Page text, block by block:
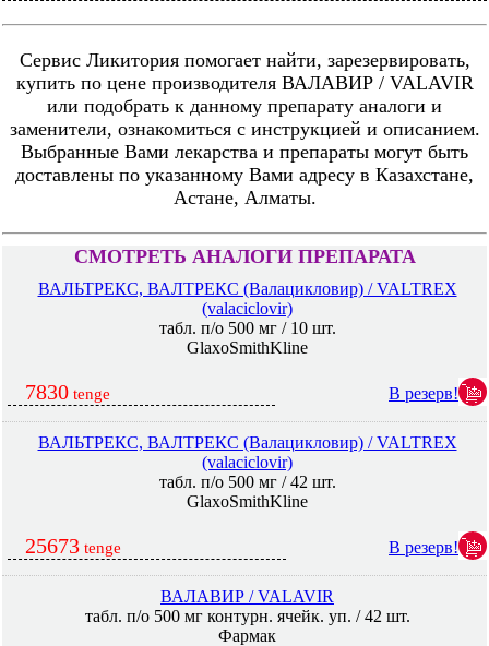
Сервис Ликитория помогает найти, зарезервировать,
купить по цене производителя ВАЛАВИР / VALAVIR
или подобрать к данному препарату аналоги и
заменители, ознакомиться с инструкцией и описанием.
Выбранные Вами лекарства и препараты могут быть
доставлены по указанному Вами адресу в Казахстане,
Астане, Алматы.
СМОТРЕТЬ АНАЛОГИ ПРЕПАРАТА
ВАЛЬТРЕКС, ВАЛТРЕКС (Валацикловир) / VALTREX
(valaciclovir)
табл. п/о 500 мг / 10 шт.
GlaxoSmithKline
7830 tenge В резерв!
ВАЛЬТРЕКС, ВАЛТРЕКС (Валацикловир) / VALTREX
(valaciclovir)
табл. п/о 500 мг / 42 шт.
GlaxoSmithKline
25673 tenge В резерв!
ВАЛАВИР / VALAVIR
табл. п/о 500 мг контурн. ячейк. уп. / 42 шт.
Фармак